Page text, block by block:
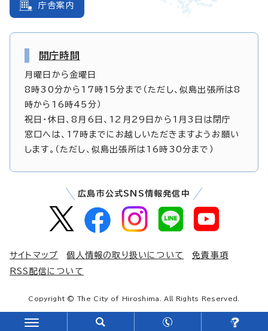
庁舎案内
開庁時間
月曜日から金曜日
8時30分から17時15分まで（ただし、似島出張所は8
時から16時45分）
祝日・休日、8月6日、12月29日から1月3日は閉庁
窓口へは、17時までにお越しいただきますようお願い
します。（ただし、似島出張所は16時30分まで）
広島市公式SNS情報発信中
サイトマップ 個人情報の取り扱いについて
免責事項
RSS配信について
Copyright © The City of Hiroshima. All Rights Reserved.